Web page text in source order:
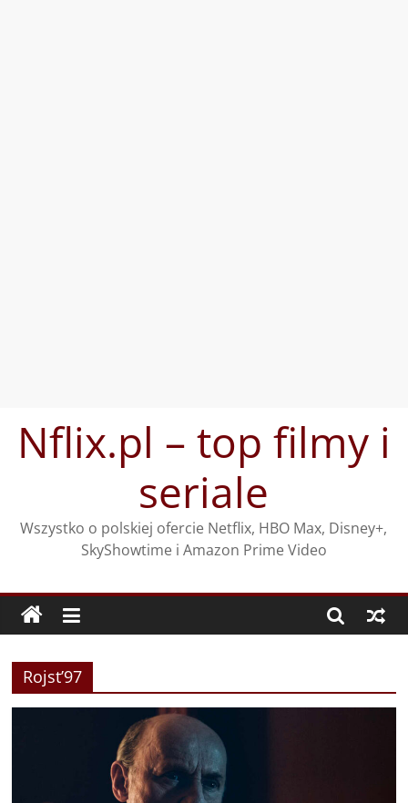
treściNflix.pl – top filmy i
seriale
Wszystko o polskiej ofercie Netflix, HBO Max, Disney+,
SkyShowtime i Amazon Prime Video
Rojst’97